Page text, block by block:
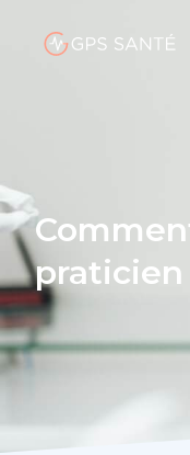
praticien